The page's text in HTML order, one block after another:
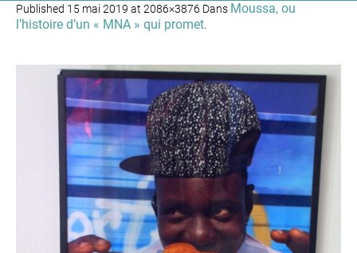
Published 15 mai 2019 at 2086×3876 Dans Moussa, ou
l’histoire d’un « MNA » qui promet